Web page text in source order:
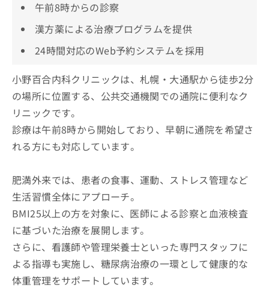
午前8時からの診察
漢方薬による治療プログラムを提供
24時間対応のWeb予約システムを採用
小野百合内科クリニックは、札幌・大通駅から徒歩2分
の場所に位置する、公共交通機関での通院に便利なク
リニックです。
診療は午前8時から開始しており、早朝に通院を希望さ
れる方にも対応しています。
肥満外来では、患者の食事、運動、ストレス管理など
生活習慣全体にアプローチ。
BMI25以上の方を対象に、医師による診察と血液検査
に基づいた治療を展開します。
さらに、看護師や管理栄養士といった専門スタッフに
よる指導も実施し、糖尿病治療の一環として健康的な
体重管理をサポートしています。